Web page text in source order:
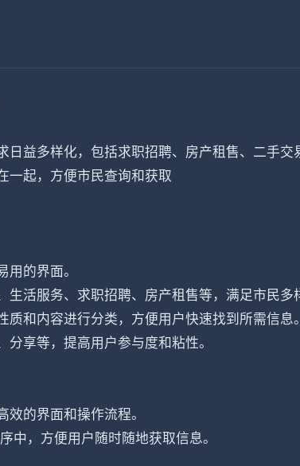
益多样化，包括求职招聘、房产租售、二手交
一起，方便市民查询和获取
的界面。
活服务、求职招聘、房产租售等，满足市民多
和内容进行分类，方便用户快速找到所需信息。
享等，提高用户参与度和粘性。
的界面和操作流程。
中，方便用户随时随地获取信息。